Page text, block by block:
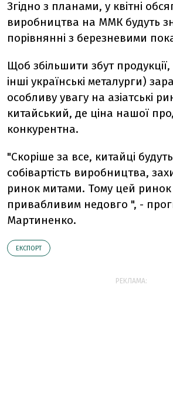
Згідно з планами, у квітні
виробництва на ММК будуть
порівнянні з березневими
Щоб збільшити збут продукції,
інші українські металурги)
особливу увагу на азіатські
китайський, де ціна нашої
конкурентна.
"Скоріше за все, китайці
собівартість виробництва,
ринок митами. Тому цей ринок
привабливим недовго ", -
Мартиненко.
ЕКСПОРТ
РЕКЛАМА: